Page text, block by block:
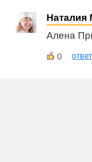
Наталия
Алена
0